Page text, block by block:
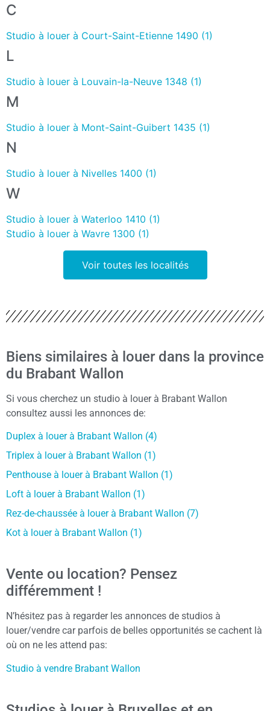
C
Studio à louer à Court-Saint-Etienne 1490 (1)
L
Studio à louer à Louvain-la-Neuve 1348 (1)
M
Studio à louer à Mont-Saint-Guibert 1435 (1)
N
Studio à louer à Nivelles 1400 (1)
W
Studio à louer à Waterloo 1410 (1)
Studio à louer à Wavre 1300 (1)
Voir toutes les localités
Biens similaires à louer dans la province
du Brabant Wallon
Si vous cherchez un studio à louer à Brabant Wallon
consultez aussi les annonces de:
Duplex à louer à Brabant Wallon (4)
Triplex à louer à Brabant Wallon (1)
Penthouse à louer à Brabant Wallon (1)
Loft à louer à Brabant Wallon (1)
Rez-de-chaussée à louer à Brabant Wallon (7)
Kot à louer à Brabant Wallon (1)
Vente ou location? Pensez
différemment !
N’hésitez pas à regarder les annonces de studios à
louer/vendre car parfois de belles opportunités se cachent là
où on ne les attend pas:
Studio à vendre Brabant Wallon